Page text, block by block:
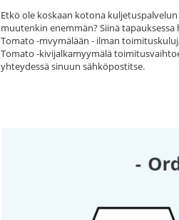
Etkö ole koskaan kotona
muutenkin enemmän? Siinä
Tomato -mvymälään - ilman
Tomato -kivijalkamyymälä
yhteydessä sinuun sähköpostitse.